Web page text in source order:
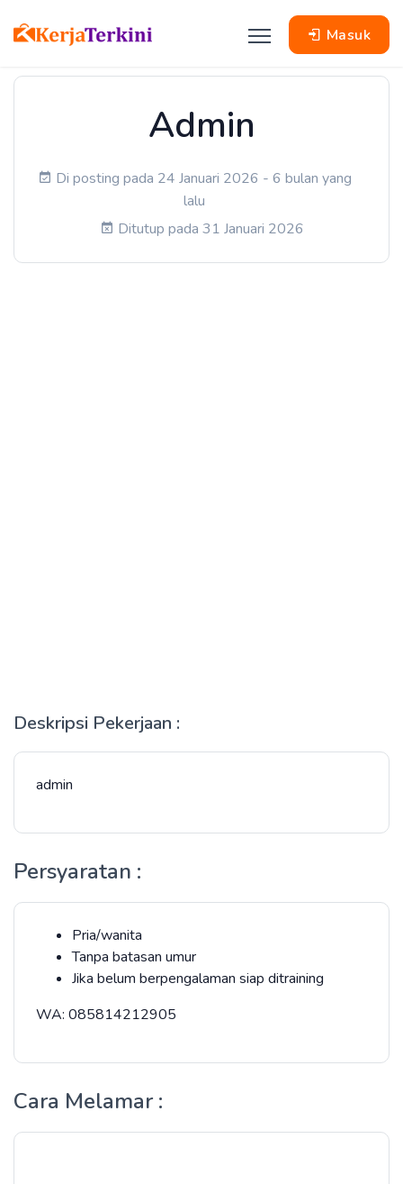
Masuk
Admin
Di posting pada 24 Januari 2026 - 6 bulan yang
lalu
Ditutup pada 31 Januari 2026
Deskripsi Pekerjaan :
admin
Persyaratan :
Pria/wanita
Tanpa batasan umur
Jika belum berpengalaman siap ditraining
WA: 085814212905
Cara Melamar :